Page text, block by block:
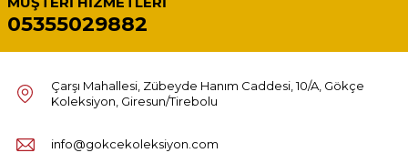
05355029882
Çarşı Mahallesi, Zübeyde Hanım Caddesi, 10/A, Gökçe
Koleksiyon, Giresun/Tirebolu
info@gokcekoleksiyon.com